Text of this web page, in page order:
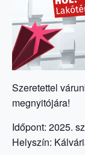
Szeretettel
megnyitójára!
Időpont: 2025.
Helyszín: